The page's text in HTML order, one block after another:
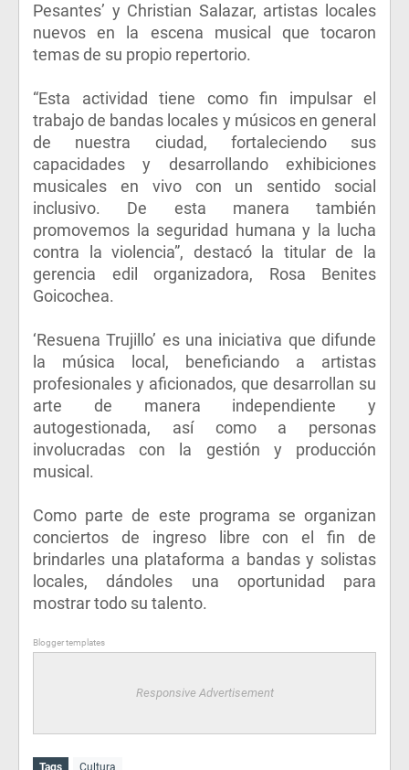
Pesantes’ y Christian Salazar, artistas locales
nuevos en la escena musical que tocaron
temas de su propio repertorio.
“Esta actividad tiene como fin impulsar el
trabajo de bandas locales y músicos en general
de nuestra ciudad, fortaleciendo sus
capacidades y desarrollando exhibiciones
musicales en vivo con un sentido social
inclusivo. De esta manera también
promovemos la seguridad humana y la lucha
contra la violencia”, destacó la titular de la
gerencia edil organizadora, Rosa Benites
Goicochea.
‘Resuena Trujillo’ es una iniciativa que difunde
la música local, beneficiando a artistas
profesionales y aficionados, que desarrollan su
arte de manera independiente y
autogestionada, así como a personas
involucradas con la gestión y producción
musical.
Como parte de este programa se organizan
conciertos de ingreso libre con el fin de
brindarles una plataforma a bandas y solistas
locales, dándoles una oportunidad para
mostrar todo su talento.
Blogger templates
Responsive Advertisement
Tags Cultura